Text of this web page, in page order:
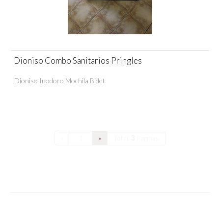
Dioniso Combo Sanitarios Pringles
Dioniso Inodoro Mochila Bidet
»